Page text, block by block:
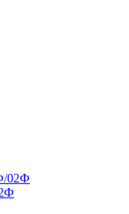
02Ф